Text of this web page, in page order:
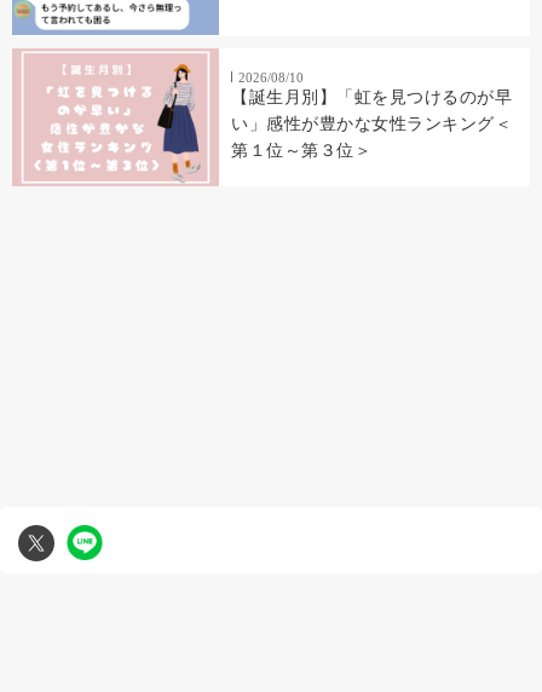
2026/08/10
【誕生月別】「虹を見つけるのが早
い」感性が豊かな女性ランキング＜
第１位～第３位＞